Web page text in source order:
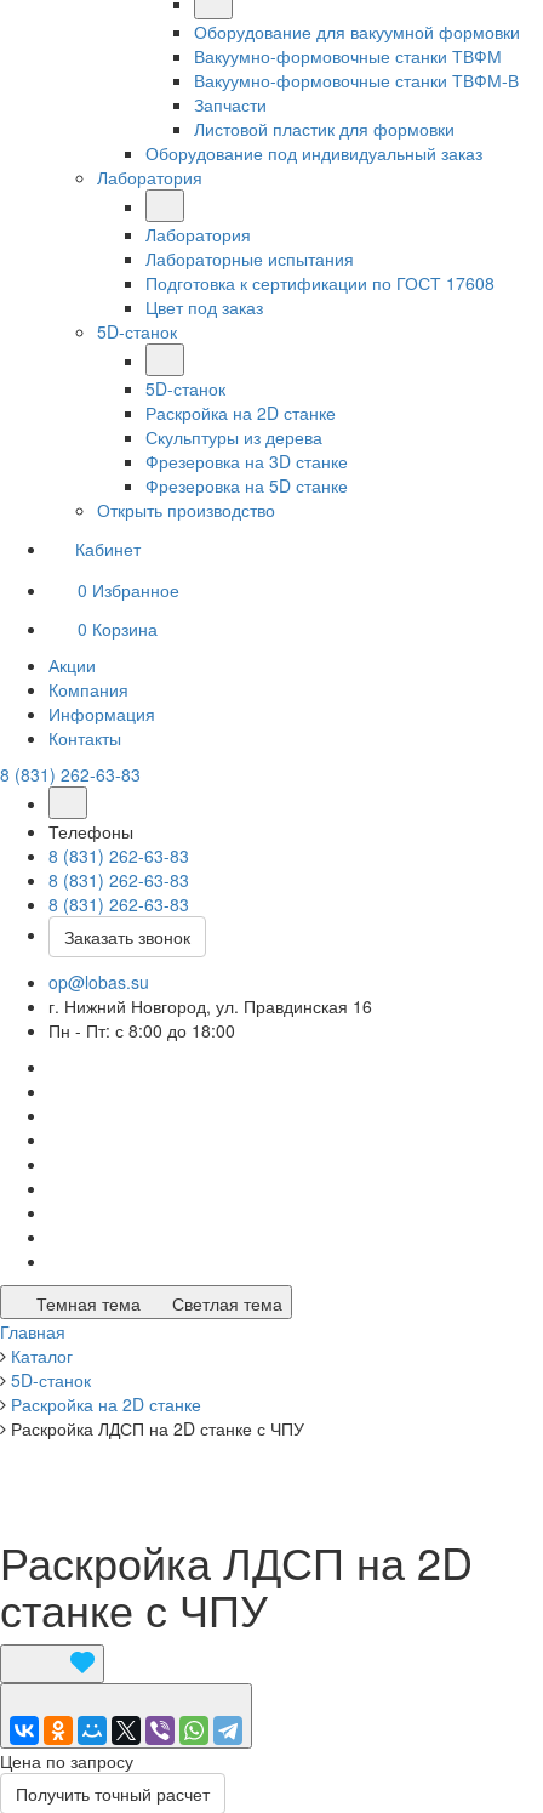
Оборудование для вакуумной формовки
Вакуумно-формовочные станки ТВФМ
Вакуумно-формовочные станки ТВФМ-В
Запчасти
Листовой пластик для формовки
Оборудование под индивидуальный заказ
Лаборатория
Лаборатория
Лабораторные испытания
Подготовка к сертификации по ГОСТ 17608
Цвет под заказ
5D-станок
5D-станок
Раскройка на 2D станке
Скульптуры из дерева
Фрезеровка на 3D станке
Фрезеровка на 5D станке
Открыть производство
Кабинет
0 Избранное
0 Корзина
Акции
Компания
Информация
Контакты
8 (831) 262-63-83
Телефоны
8 (831) 262-63-83
8 (831) 262-63-83
8 (831) 262-63-83
Заказать звонок
op@lobas.su
г. Нижний Новгород, ул. Правдинская 16
Пн - Пт: с 8:00 до 18:00
Темная тема
Светлая тема
Главная
Каталог
5D-станок
Раскройка на 2D станке
Раскройка ЛДСП на 2D станке с ЧПУ
Раскройка ЛДСП на 2D
станке с ЧПУ
Цена по запросу
Получить точный расчет